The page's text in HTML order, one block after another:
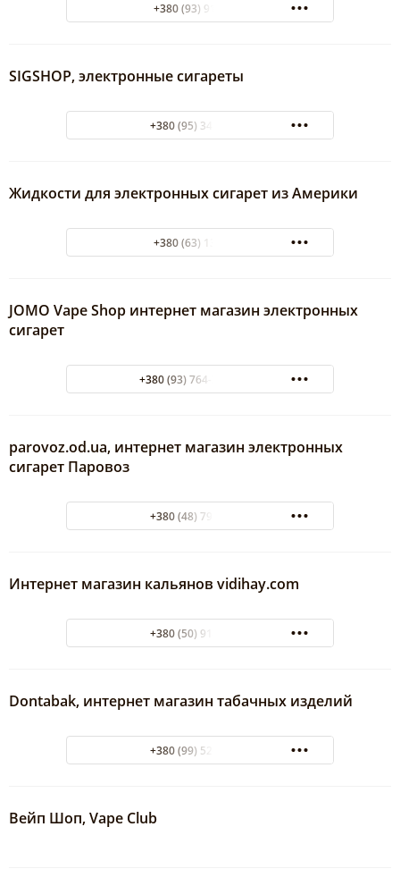
+380 (93) 9103010
SIGSHOP, электронные сигареты
+380 (95) 342-22-08
Жидкости для электронных сигарет из Америки
+380 (63) 1366834
JOMO Vape Shop интернет магазин электронных
сигарет
+380 (93) 764-37-77 Life
parovoz.od.ua, интернет магазин электронных
сигарет Паровоз
+380 (48) 798-48-87
Интернет магазин кальянов vidihay.com
+380 (50) 914-76-16
Dontabak, интернет магазин табачных изделий
+380 (99) 520-44-04
Вейп Шоп, Vape Club